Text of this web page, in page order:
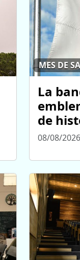
MES DE
La
de
08/08/